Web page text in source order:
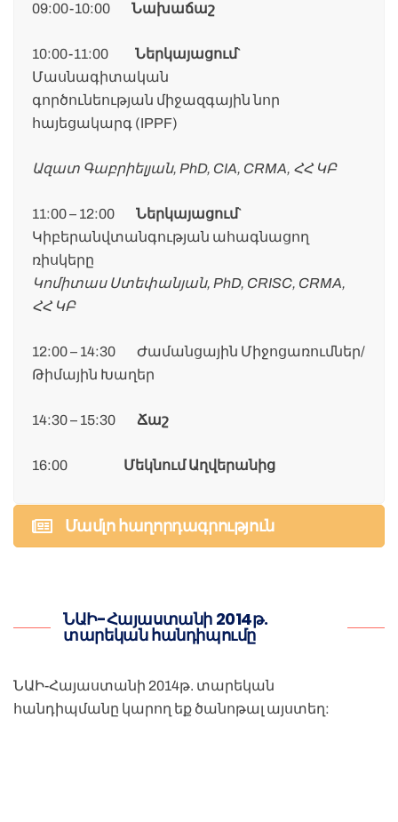
09:00-10:00 Նախաճաշ
10:00-11:00 Ներկայացում`
Մասնագիտական
գործունեության միջազգային նոր
հայեցակարգ (IPPF)
Ազատ Գաբրիելյան, PhD, CIA, CRMA, ՀՀ ԿԲ
11:00 – 12:00 Ներկայացում`
Կիբերանվտանգության ահագնացող
ռիսկերը
Կոմիտաս Ստեփանյան, PhD, CRISC, CRMA,
ՀՀ ԿԲ
12:00 – 14:30 Ժամանցային Միջոցառումներ/
Թիմային Խաղեր
14:30 – 15:30 Ճաշ
16:00 Մեկնում Աղվերանից
Մամլո հաղորդագրություն
ՆԱԻ-Հայաստանի 2014թ.
տարեկան հանդիպումը
ՆԱԻ-Հայաստանի 2014թ. տարեկան
հանդիպմանը կարող եք ծանոթալ այստեղ: